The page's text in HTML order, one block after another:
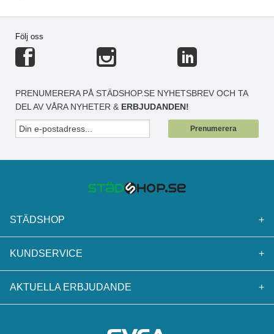
Följ oss
PRENUMERERA PÅ STÄDSHOP.SE NYHETSBREV OCH TA
DEL AV VÅRA NYHETER & ERBJUDANDEN!
Prenumerera
STÄDSHOP +
KUNDSERVICE +
AKTUELLA ERBJUDANDE +